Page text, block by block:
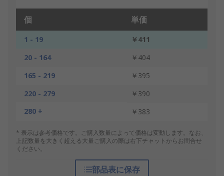
個 単価
1 - 19
￥411
20 - 164
￥404
165 - 219
￥395
220 - 279
￥390
280 +
￥383
* 表示は参考価格です。ご購入数量によって価格は変動します。なお、
上記数量を大きく超える大量ご購入の際は右下チャットからお問合せ
ください。
部品表に保存